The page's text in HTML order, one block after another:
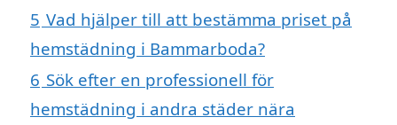
5 Vad hjälper till att bestämma priset på
hemstädning i Bammarboda?
6 Sök efter en professionell för
hemstädning i andra städer nära